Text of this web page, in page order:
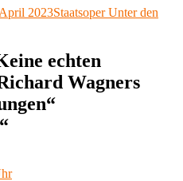
2023Kategorien
Staatsoper Unter den
echten
Wagners